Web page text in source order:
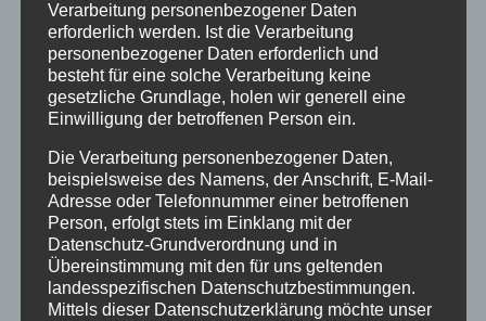
Projektionssegel BREMEN
mit5.00von
5
Details
zur Wunschliste
Verarbeitung personenbezogener Daten
erforderlich werden. Ist die Verarbeitung
personenbezogener Daten erforderlich und
besteht für eine solche Verarbeitung keine
gesetzliche Grundlage, holen wir generell eine
Einwilligung der betroffenen Person ein.
Die Verarbeitung personenbezogener Daten,
beispielsweise des Namens, der Anschrift, E-Mail-
Adresse oder Telefonnummer einer betroffenen
Person, erfolgt stets im Einklang mit der
Datenschutz-Grundverordnung und in
Übereinstimmung mit den für uns geltenden
landesspezifischen Datenschutzbestimmungen.
Mittels dieser Datenschutzerklärung möchte unser